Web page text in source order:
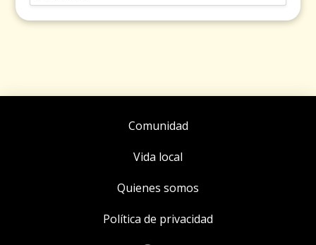
Comunidad
Vida local
Quienes somos
Política de privacidad